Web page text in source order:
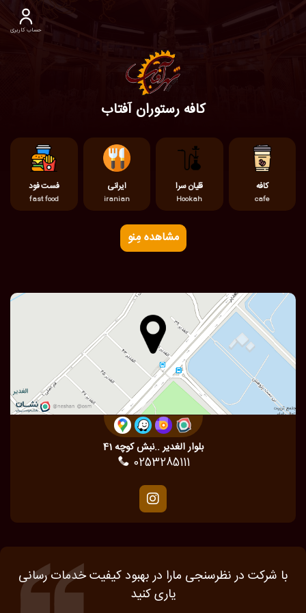
حساب کاربری
کافه رستوران آفتاب
کافه
cafe
قلیان سرا
Hookah
ایرانی
iranian
فست فود
fast food
مشاهده مِنو
بلوار الغدیر ..نبش کوچه 41
0253285111
با شرکت در نظرسنجی مارا در بهبود کیفیت خدمات رسانی
یاری کنید